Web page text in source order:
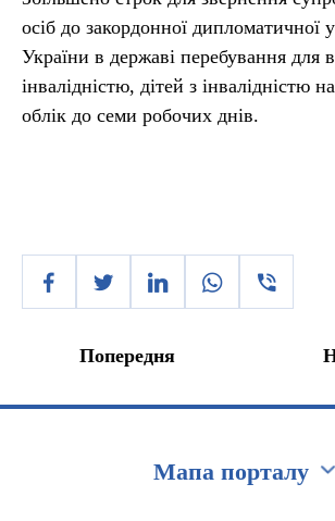
осіб до закордонної дипломатичної
України в державі перебування для
інвалідністю, дітей з інвалідністю
облік до семи робочих днів.
Попередня
Мапа порталу